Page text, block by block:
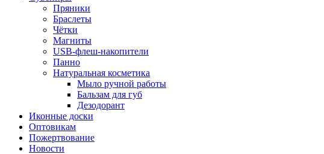
Пряники
Браслеты
Чётки
Магниты
USB-флеш-накопители
Панно
Натуральная косметика
Мыло ручной работы
Бальзам для губ
Дезодорант
Иконные доски
Оптовикам
Пожертвование
Новости